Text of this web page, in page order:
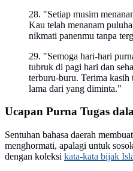
28. "Setiap musim
Kau telah menanam
nikmati panenmu tanpa
29. "Semoga hari-hari
tubruk di pagi hari dan
terburu-buru. Terima kasih
lama dari yang diminta."
Ucapan Purna Tugas
Sentuhan bahasa daerah
menghormati, apalagi untuk
dengan koleksi kata-kata bijak